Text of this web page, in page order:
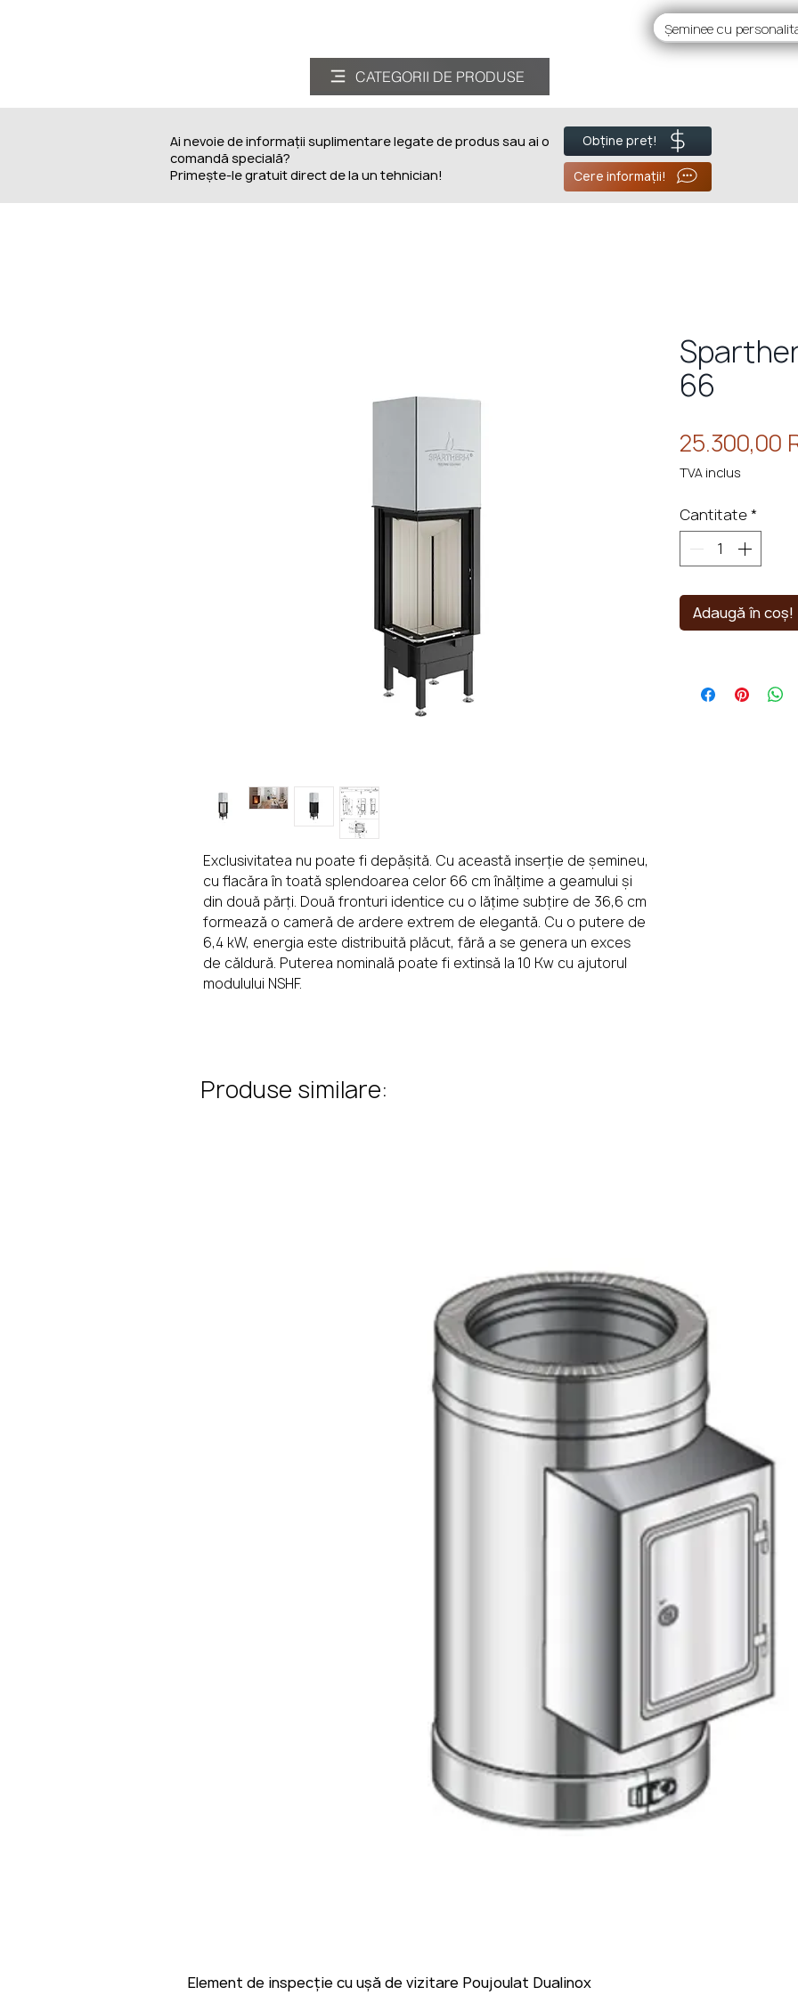
CATEGORII DE PRODUSE
CATEGORII DE PRODUSE
Seminee
Ai nevoie de informații suplimentare legate de produs sau ai o
comandă specială?
Primește-le gratuit direct de la un tehnician!
Obține preț!
Cere informații!
Exclusivitatea nu poate fi depășită. Cu această inserție de șemineu,
cu flacăra în toată splendoarea celor 66 cm înălțime a geamului și
din două părți. Două fronturi identice cu o lățime subțire de 36,6 cm
formează o cameră de ardere extrem de elegantă. Cu o putere de
6,4 kW, energia este distribuită plăcut, fără a se genera un exces
de căldură. Puterea nominală poate fi extinsă la 10 Kw cu ajutorul
modulului NSHF.
66
25.300,00
TVA inclus
Cantitate *
Adaugă în coș!
Produse similare:
Afișare rapidă
Element de inspecție cu ușă de vizitare Poujoulat Dualinox